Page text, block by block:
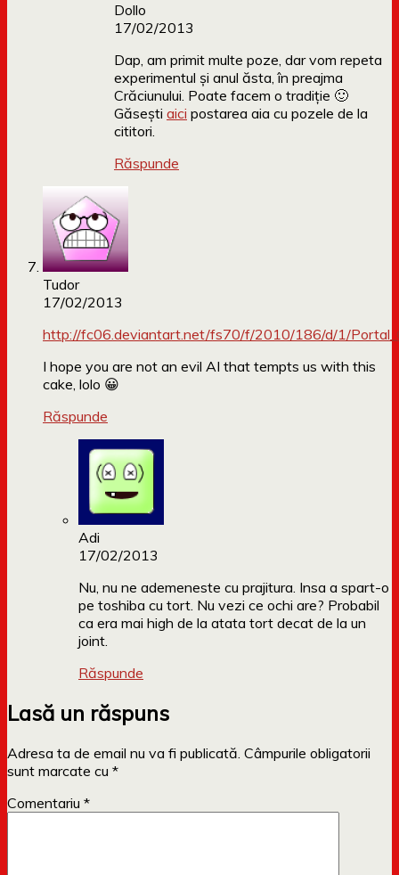
Dollo
17/02/2013
Dap, am primit multe poze, dar vom repeta
experimentul și anul ăsta, în preajma
Crăciunului. Poate facem o tradiție 🙂
Găsești aici postarea aia cu pozele de la
cititori.
Răspunde
Tudor
17/02/2013
http://fc06.deviantart.net/fs70/f/2010/186/d/1/
I hope you are not an evil AI that tempts us with this
cake, lolo 😀
Răspunde
Adi
17/02/2013
Nu, nu ne ademeneste cu prajitura. Insa a spart-o
pe toshiba cu tort. Nu vezi ce ochi are? Probabil
ca era mai high de la atata tort decat de la un
joint.
Răspunde
Lasă un răspuns
Adresa ta de email nu va fi publicată. Câmpurile obligatorii
sunt marcate cu *
Comentariu *